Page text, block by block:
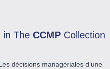
in The CCMP Collection
décisions managériales d’une